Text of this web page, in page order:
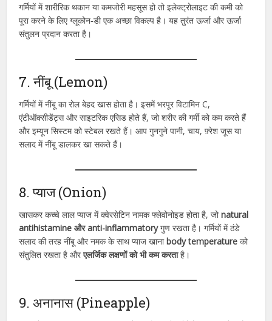
गर्मियों में शारीरिक थकान या कमजोरी महसूस हो तो इलेक्ट्रोलाइट की कमी को
पूरा करने के लिए ग्लूकोन‑डी एक अच्छा विकल्प है। यह तुरंत ऊर्जा और ऊर्जा
संतुलन प्रदान करता है।
7. नींबू (Lemon)
गर्मियों में नींबू का रोल बेहद खास होता है। इसमें भरपूर विटामिन C,
एंटीऑक्सीडेंट्स और साइटरिक एसिड होते हैं, जो शरीर की गर्मी को कम करते हैं
और इम्यून सिस्टम को स्टेबल रखते हैं। आप गुनगुने पानी, चाय, फ़्रेश जूस या
सलाद में नींबू डालकर खा सकते हैं।
8. प्याज (Onion)
खासकर कच्चे लाल प्याज में क्वेरसेटिन नामक फ्लेवोनोइड होता है, जोnatural
antihistamine और anti-inflammatoryगुण रखता है। गर्मियों में ठंडे
सलाद की तरह नींबू और नमक के साथ प्याज खानाbody temperature को
संतुलित रखता है औरएलर्जिक लक्षणों को भी कम करताहै।
9. अनानास (Pineapple)